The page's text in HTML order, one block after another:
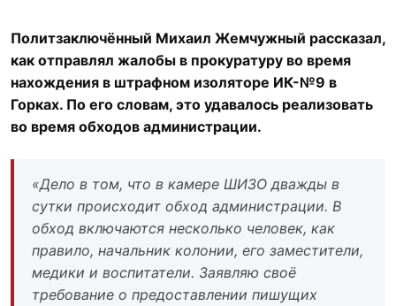
Политзаключённый Михаил Жемчужный рассказал,
как отправлял жалобы в прокуратуру во время
нахождения в штрафном изоляторе ИК-№9 в
Горках. По его словам, это удавалось реализовать
во время обходов администрации.
«Дело в том, что в камере ШИЗО дважды в
сутки происходит обход администрации. В
обход включаются несколько человек, как
правило, начальник колонии, его заместители,
медики и воспитатели. Заявляю своё
требование о предоставлении пишущих